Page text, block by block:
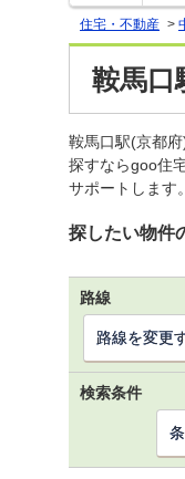
住宅・不動産 >
鞍馬口
鞍馬口駅(京都
探すならgoo住
サポートします。
探したい物件
路線
路線を変更
検索条件